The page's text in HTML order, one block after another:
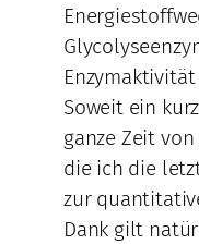
Soweit ein
ganze Zeit von
die ich die
zur
Dank gilt